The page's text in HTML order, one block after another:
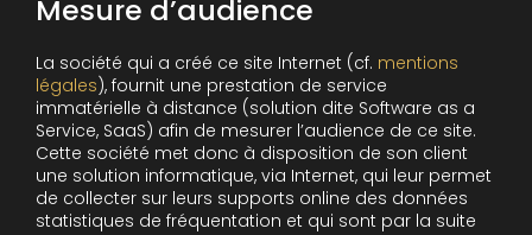
Mesure d’audience
La société qui a créé ce site Internet (cf. mentions
légales), fournit une prestation de service
immatérielle à distance (solution dite Software as a
Service, SaaS) afin de mesurer l’audience de ce site.
Cette société met donc à disposition de son client
une solution informatique, via Internet, qui leur permet
de collecter sur leurs supports online des données
statistiques de fréquentation et qui sont par la suite